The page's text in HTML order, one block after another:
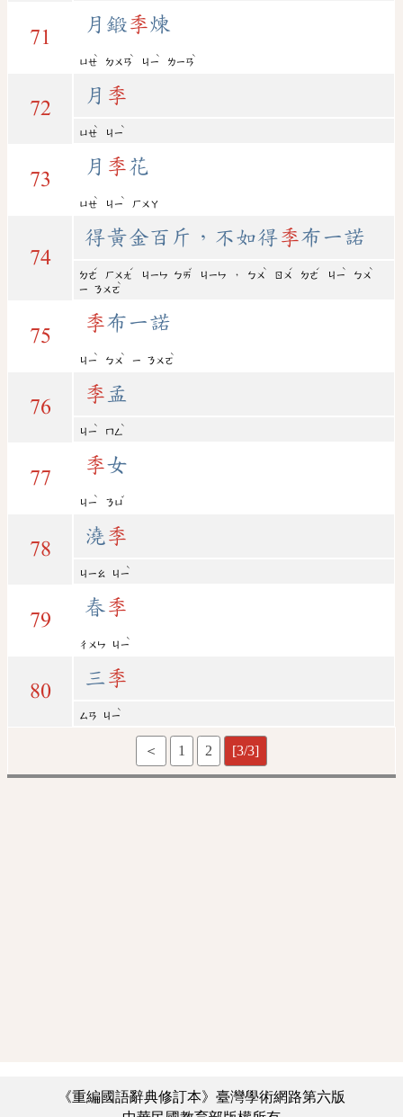
71
月鍛季煉
ㄩㄝ
ˋ
ㄉㄨㄢ
ˋ
ㄐㄧ
ˋ
ㄌㄧㄢ
ˋ
72
月 季
ㄩㄝ
ˋ
ㄐㄧ
ˋ
73
月 季花
ㄩㄝ
ˋ
ㄐㄧ
ˋ
ㄏㄨㄚ
74
得黃金百斤，不如得季布一諾
ㄉㄜ
ˊ
ㄏㄨㄤ
ˊ
ㄐㄧㄣ ㄅㄞ
ˇ
ㄐㄧㄣ ， ㄅㄨ
ˋ
ㄖㄨ
ˊ
ㄉㄜ
ˊ
ㄐㄧ
ˋ
ㄅㄨ
ˋ
ㄧ ㄋㄨㄛ
ˋ
75
季布一諾
ㄐㄧ
ˋ
ㄅㄨ
ˋ
ㄧ ㄋㄨㄛ
ˋ
76
季 孟
ㄐㄧ
ˋ
ㄇㄥ
ˋ
77
季女
ㄐㄧ
ˋ
ㄋㄩ
ˇ
78
澆 季
ㄐㄧㄠ ㄐㄧ
ˋ
79
春季
ㄔㄨㄣ ㄐㄧ
ˋ
80
三 季
ㄙㄢ ㄐㄧ
ˋ
＜ 1 2 [3/3]
《重編國語辭典修訂本》臺灣學術網路第六版